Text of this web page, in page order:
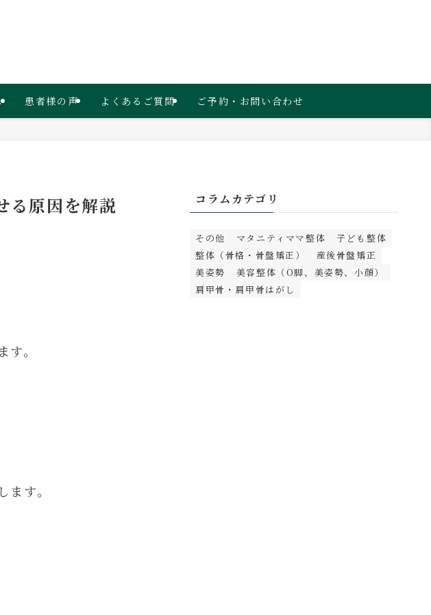
患者様の声 よくあるご質問 ご予約・お問い合わせ
る原因を解説
。
す。
コラムカテゴリ
その他 マタニティママ整体
子ども整体
整体（骨格・骨盤矯正）
産後骨盤矯正
美姿勢
美容整体（O脚、美姿勢、小顔）
肩甲骨・肩甲骨はがし